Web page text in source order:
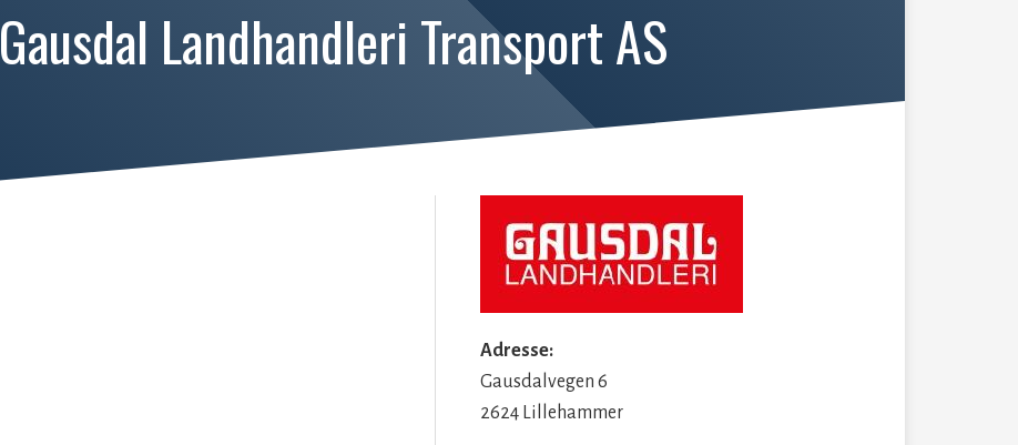
Gausdal Landhandleri Transport AS
Adresse:
Gausdalvegen 6
2624 Lillehammer